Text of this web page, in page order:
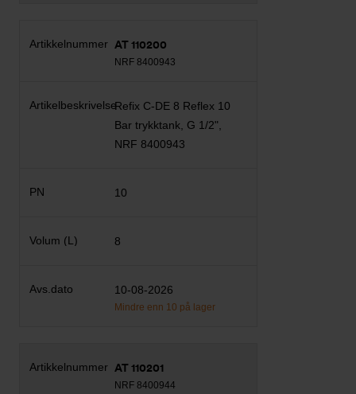
AT 110200
NRF 8400943
Refix C-DE 8 Reflex 10
Bar trykktank, G 1/2",
NRF 8400943
10
8
10-08-2026
Mindre enn 10 på lager
AT 110201
NRF 8400944